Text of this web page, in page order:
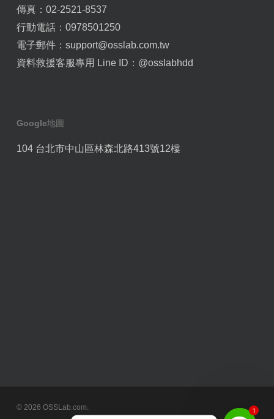
傳真：02-2521-8537
行動電話：0978501250
電子郵件： support@osslab.com.tw
資料救援客服專用 Line ID： @osslabhdd
Google地圖
104 台北市中山區林森北路413號12樓
© 2026 OSSLab.com. 1